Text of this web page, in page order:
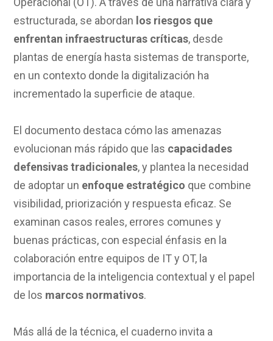
estructurada, se abordan los riesgos que
enfrentan infraestructuras críticas, desde
plantas de energía hasta sistemas de transporte,
en un contexto donde la digitalización ha
incrementado la superficie de ataque.
El documento destaca cómo las amenazas
evolucionan más rápido que las capacidades
defensivas tradicionales, y plantea la necesidad
de adoptar un enfoque estratégico que combine
visibilidad, priorización y respuesta eficaz. Se
examinan casos reales, errores comunes y
buenas prácticas, con especial énfasis en la
colaboración entre equipos de IT y OT, la
importancia de la inteligencia contextual y el papel
de los marcos normativos.
Más allá de la técnica, el cuaderno invita a